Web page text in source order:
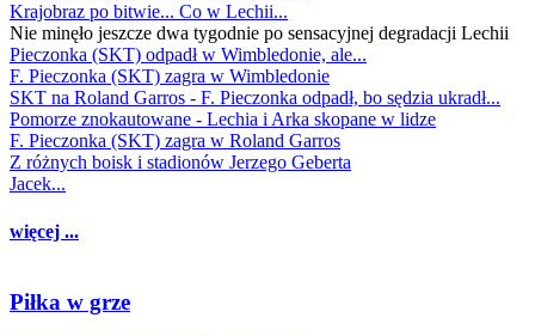
Krajobraz po bitwie... Co w Lechii...
Nie minęło jeszcze dwa tygodnie po sensacyjnej degradacji Lechii
Pieczonka (SKT) odpadł w Wimbledonie, ale...
F. Pieczonka (SKT) zagra w Wimbledonie
SKT na Roland Garros - F. Pieczonka odpadł, bo sędzia ukradł...
Pomorze znokautowane - Lechia i Arka skopane w lidze
F. Pieczonka (SKT) zagra w Roland Garros
Z różnych boisk i stadionów Jerzego Geberta
Jacek...
więcej ...
Piłka w grze